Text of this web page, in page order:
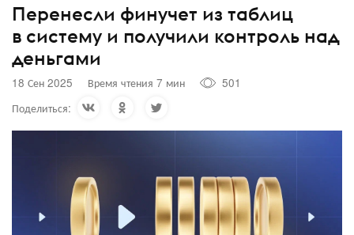
Перенесли финучет из таблиц
в систему и получили контроль над
деньгами
18 Сен 2025 Время чтения 7 мин
501
Поделиться: